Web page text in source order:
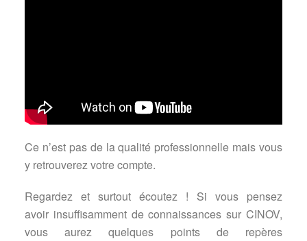
Ce n’est pas de la qualité professionnelle mais vous
y retrouverez votre compte.
Regardez et surtout écoutez ! Si vous pensez
avoir insuffisamment de connaissances sur CINOV,
vous aurez quelques points de repères